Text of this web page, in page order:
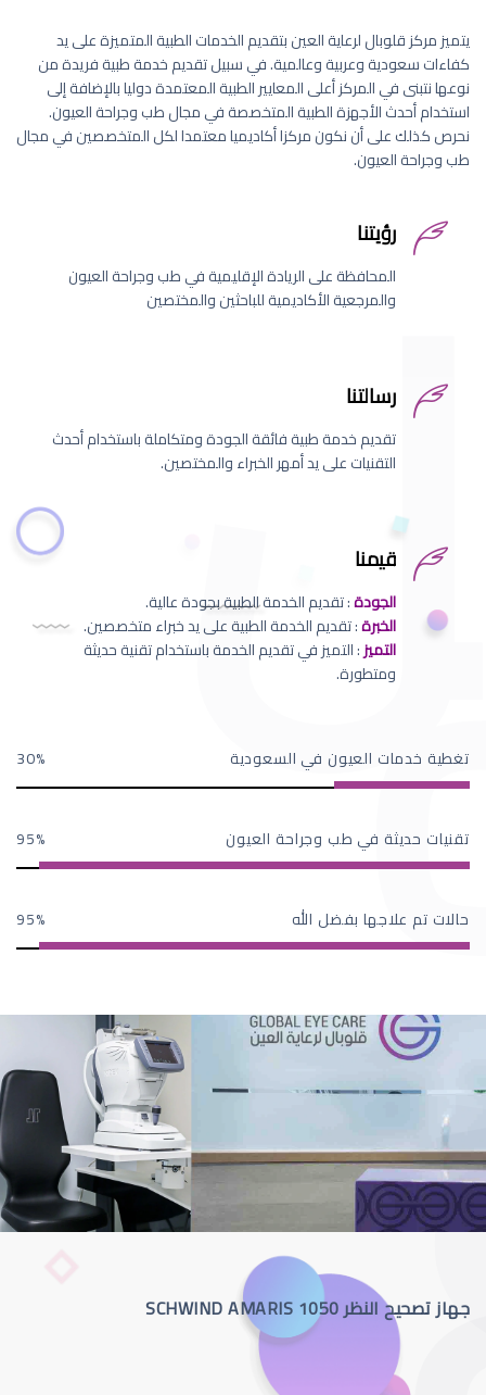
يتميز مركز قلوبال لرعاية العين بتقديم الخدمات الطبية المتميزة على يد
كفاءات سعودية وعربية وعالمية. في سبيل تقديم خدمة طبية فريدة من
نوعها نتبنى في المركز أعلى المعايير الطبية المعتمدة دوليا بالإضافة إلى
استخدام أحدث الأجهزة الطبية المتخصصة في مجال طب وجراحة العيون.
نحرص كذلك على أن نكون مركزا أكاديميا معتمدا لكل المتخصصين في مجال
طب وجراحة العيون.
رؤيتنا
المحافظة على الريادة الإقليمية في طب وجراحة العيون
والمرجعية الأكاديمية للباحثين والمختصين
رسالتنا
تقديم خدمة طبية فائقة الجودة ومتكاملة باستخدام أحدث
التقنيات على يد أمهر الخبراء والمختصين.
قيمنا
الجودة: تقديم الخدمة الطبية بجودة عالية.
الخبرة: تقديم الخدمة الطبية على يد خبراء متخصصين.
التميز: التميز في تقديم الخدمة باستخدام تقنية حديثة
ومتطورة.
تغطية خدمات العيون في السعودية 30
تقنيات حديثة في طب وجراحة العيون 95
حالات تم علاجها بفضل الله 95
جهاز تصحيح النظر SCHWIND AMARIS 1050